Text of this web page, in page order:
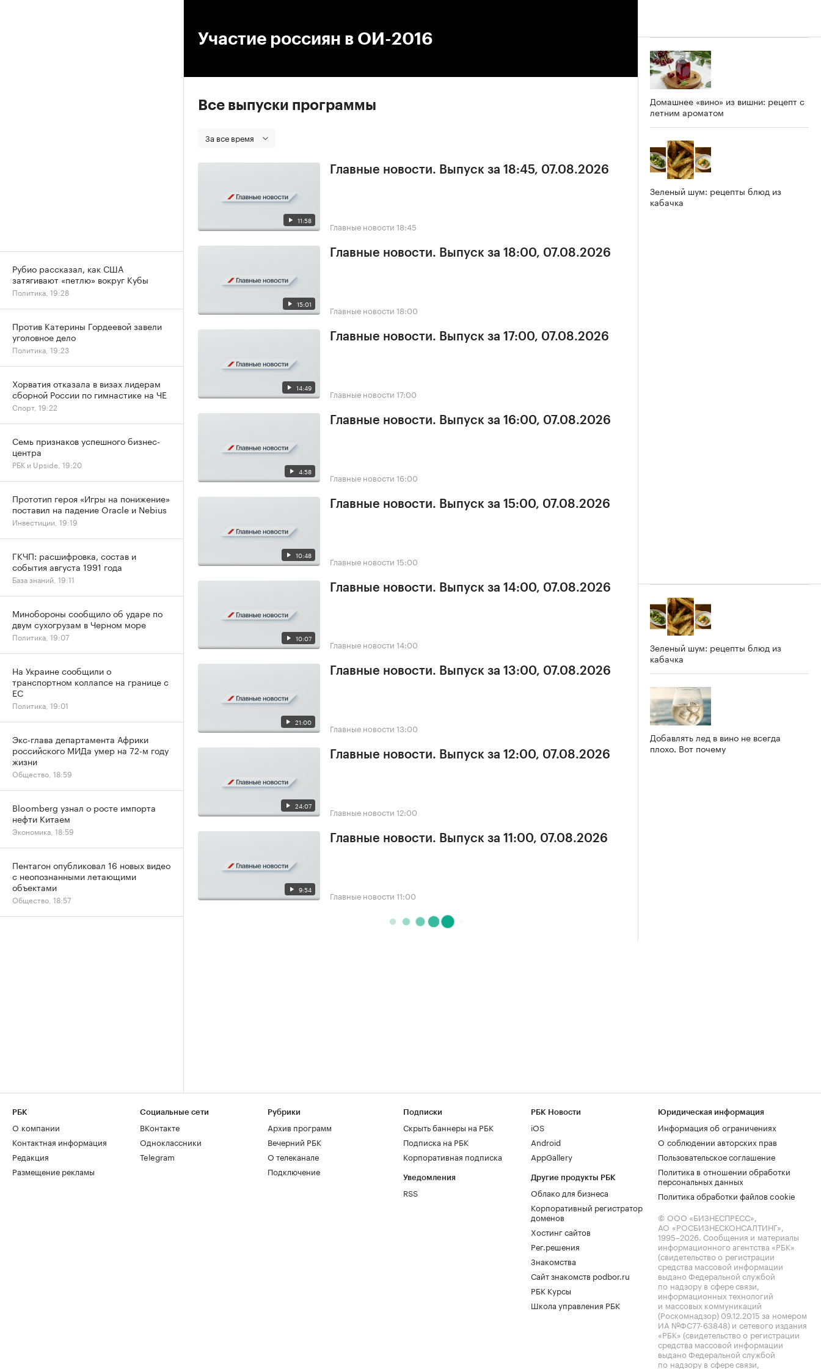
Участие россиян в ОИ-2016
Все выпуски программы
За все время
11:58
Главные новости. Выпуск за 18:45, 07.08.2026
Главные новости 18:45
15:01
Главные новости. Выпуск за 18:00, 07.08.2026
Главные новости 18:00
14:49
Главные новости. Выпуск за 17:00, 07.08.2026
Главные новости 17:00
4:58
Главные новости. Выпуск за 16:00, 07.08.2026
Главные новости 16:00
10:48
Главные новости. Выпуск за 15:00, 07.08.2026
Главные новости 15:00
10:07
Главные новости. Выпуск за 14:00, 07.08.2026
Главные новости 14:00
21:00
Главные новости. Выпуск за 13:00, 07.08.2026
Главные новости 13:00
24:07
Главные новости. Выпуск за 12:00, 07.08.2026
Главные новости 12:00
9:54
Главные новости. Выпуск за 11:00, 07.08.2026
Главные новости 11:00
Домашнее «вино» из вишни: рецепт с
летним ароматом
Зеленый шум: рецепты блюд из
кабачка
Зеленый шум: рецепты блюд из
кабачка
Добавлять лед в вино не всегда
плохо. Вот почему
Рубио рассказал, как США
затягивают «петлю» вокруг Кубы
Политика, 19:28
Против Катерины Гордеевой завели
уголовное дело
Политика, 19:23
Хорватия отказала в визах лидерам
сборной России по гимнастике на ЧЕ
Спорт, 19:22
Семь признаков успешного бизнес-
центра
РБК и Upside, 19:20
Прототип героя «Игры на понижение»
поставил на падение Oracle и Nebius
Инвестиции, 19:19
ГКЧП: расшифровка, состав и
события августа 1991 года
База знаний, 19:11
Минобороны сообщило об ударе по
двум сухогрузам в Черном море
Политика, 19:07
На Украине сообщили о
транспортном коллапсе на границе с
ЕС
Политика, 19:01
Экс-глава департамента Африки
российского МИДа умер на 72-м году
жизни
Общество, 18:59
Bloomberg узнал о росте импорта
нефти Китаем
Экономика, 18:59
Пентагон опубликовал 16 новых видео
с неопознанными летающими
объектами
Общество, 18:57
РБК
О компании
Контактная информация
Редакция
Размещение рекламы
Социальные сети
ВКонтакте
Одноклассники
Telegram
Рубрики
Архив программ
Вечерний РБК
О телеканале
Подключение
Подписки
Скрыть баннеры на РБК
Подписка на РБК
Корпоративная подписка
Уведомления
RSS
РБК Новости
iOS
Android
AppGallery
Другие продукты РБК
Облако для бизнеса
Корпоративный регистратор
доменов
Хостинг сайтов
Рег.решения
Знакомства
Сайт знакомств podbor.ru
РБК Курсы
Школа управления РБК
Юридическая информация
Информация об ограничениях
О соблюдении авторских прав
Пользовательское соглашение
Политика в отношении обработки
персональных данных
Политика обработки файлов cookie
© ООО «БИЗНЕСПРЕСС»,
АО «РОСБИЗНЕСКОНСАЛТИНГ»,
1995–2026. Сообщения и материалы
информационного агентства «РБК»
(свидетельство о регистрации
средства массовой информации
выдано Федеральной службой
по надзору в сфере связи,
информационных технологий
и массовых коммуникаций
(Роскомнадзор) 09.12.2015 за номером
ИА №ФС77-63848) и сетевого издания
«РБК» (свидетельство о регистрации
средства массовой информации
выдано Федеральной службой
по надзору в сфере связи,